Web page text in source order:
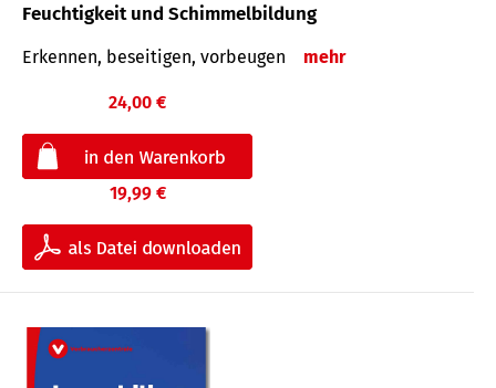
Feuchtigkeit und Schimmelbildung
Erkennen, beseitigen, vorbeugen mehr
24,00 €
19,99 €